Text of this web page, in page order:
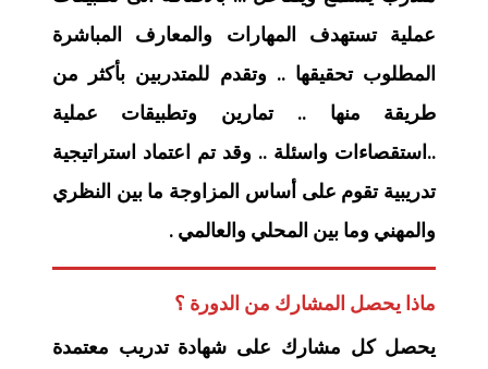
عملية تستهدف المهارات والمعارف المباشرة
المطلوب تحقيقها .. وتقدم للمتدربين بأكثر من
طريقة منها .. تمارين وتطبيقات عملية
..استقصاءات واسئلة .. وقد تم اعتماد استراتيجية
تدريبية تقوم على أساس المزاوجة ما بين النظري
والمهني وما بين المحلي والعالمي .
ماذا يحصل المشارك من الدورة ؟
يحصل كل مشارك على شهادة تدريب معتمدة